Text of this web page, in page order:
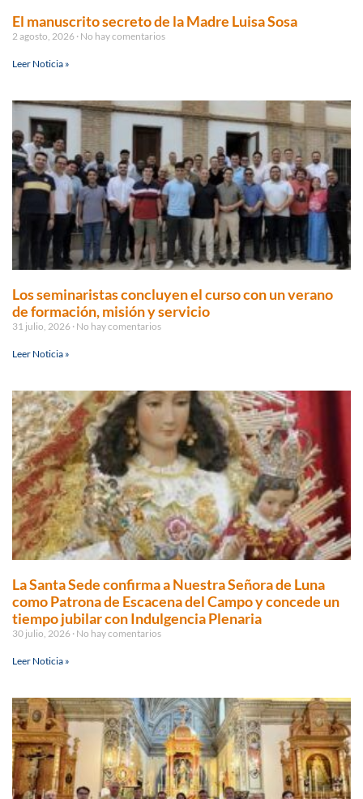
El manuscrito secreto de la Madre Luisa Sosa
2 agosto, 2026 No hay comentarios
Leer Noticia »
Los seminaristas concluyen el curso con un verano
de formación, misión y servicio
31 julio, 2026 No hay comentarios
Leer Noticia »
La Santa Sede confirma a Nuestra Señora de Luna
como Patrona de Escacena del Campo y concede un
tiempo jubilar con Indulgencia Plenaria
30 julio, 2026 No hay comentarios
Leer Noticia »